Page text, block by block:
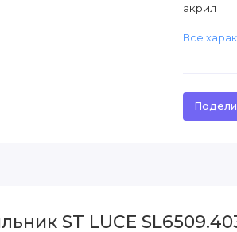
акрил
Все
ST LUCE